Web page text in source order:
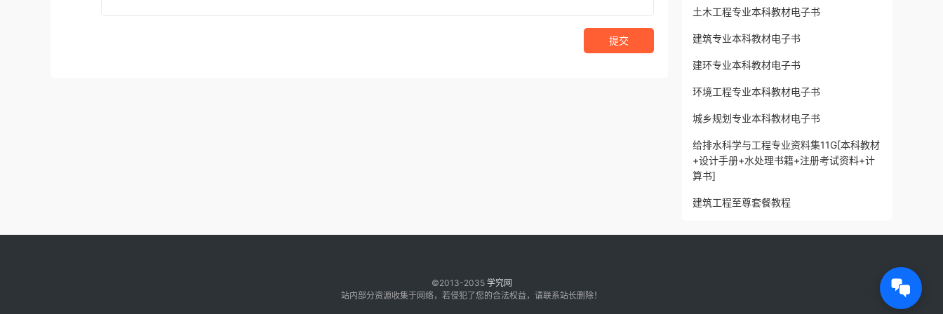
提交
土木工程专业本科教材电子书
建筑专业本科教材电子书
建环专业本科教材电子书
环境工程专业本科教材电子书
城乡规划专业本科教材电子书
给排水科学与工程专业资料集11G[本科教材
+设计手册+水处理书籍+注册考试资料+计
算书]
建筑工程至尊套餐教程
©2013-2035 学究网
站内部分资源收集于网络，若侵犯了您的合法权益，请联系站长删除！